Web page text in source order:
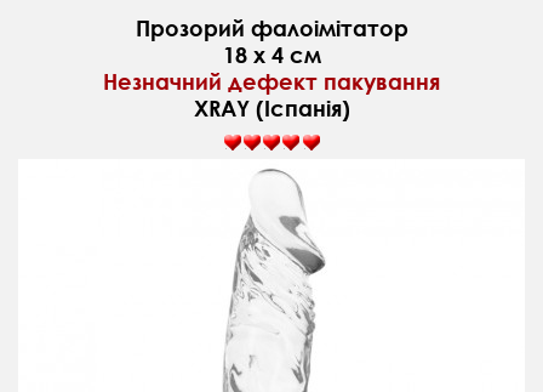
Прозорий фалоімітатор
18 х 4 см
Незначний дефект пакування
XRAY (Іспанія)